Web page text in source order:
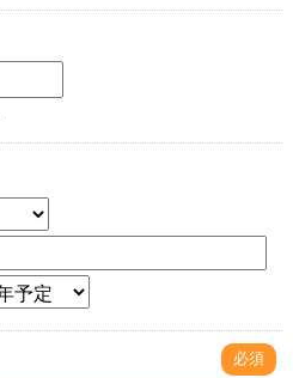
必須